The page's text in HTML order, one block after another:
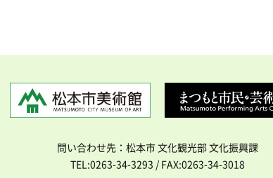
問い合わせ先：松本市 文化観光部 文化振興課
TEL:0263-34-3293 / FAX:0263-34-3018